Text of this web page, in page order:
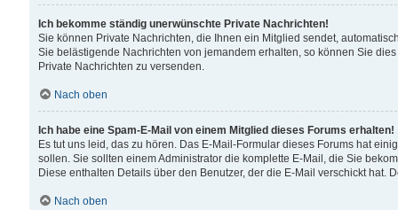
Ich bekomme ständig unerwünschte Private Nachrichten!
Sie können Private Nachrichten, die Ihnen ein Mitglied sendet,
Sie belästigende Nachrichten von jemandem erhalten, so können Sie
Private Nachrichten zu versenden.
Nach oben
Ich habe eine Spam-E-Mail von einem Mitglied dieses Forums erhalten!
Es tut uns leid, das zu hören. Das E-Mail-Formular dieses Forums hat
sollen. Sie sollten einem Administrator die komplette E-Mail, die Sie
Diese enthalten Details über den Benutzer, der die E-Mail verschickt hat.
Nach oben